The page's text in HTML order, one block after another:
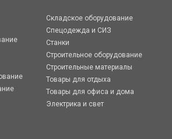
Складское оборудование
Спецодежда и СИЗ
Станки
Строительное оборудование
Строительные материалы
Товары для отдыха
Товары для офиса и дома
Электрика и свет